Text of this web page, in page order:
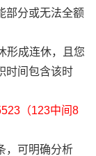
部分或无法全额
形成连休，且您
时间包含该时
（123中间8
，可明确分析